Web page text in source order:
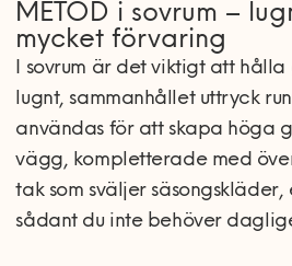
METOD i sovrum –
mycket förvaring
I sovrum är det viktigt att
lugnt, sammanhållet uttryck
användas för att skapa höga
vägg, kompletterade med
tak som sväljer
sådant du inte behöver